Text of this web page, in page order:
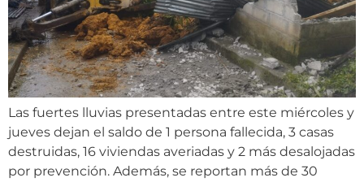
Las fuertes lluvias presentadas entre este miércoles y
jueves dejan el saldo de 1 persona fallecida, 3 casas
destruidas, 16 viviendas averiadas y 2 más desalojadas
por prevención. Además, se reportan más de 30